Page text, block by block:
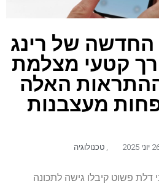
תכונת ה- AI החדשה של רינג
קטעי מצלמת
האלה
מעצבנות
טכנולוגיה
דלת פשוט קיבלו גישה לתכונה